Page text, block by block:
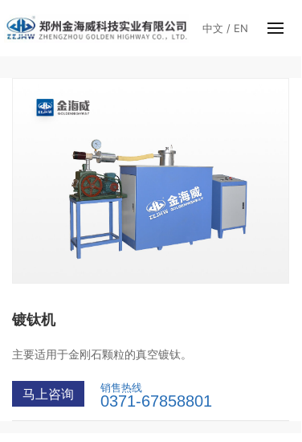
中文 / EN
镀钛机
主要适用于金刚石颗粒的真空镀钛。
马上咨询 销售热线
0371-67858801